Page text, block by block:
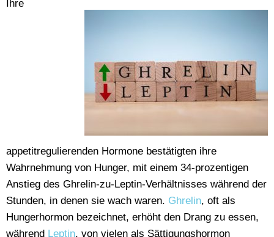
Ihre
appetitregulierenden Hormone bestätigten ihre
Wahrnehmung von Hunger, mit einem 34-prozentigen
Anstieg des Ghrelin-zu-Leptin-Verhältnisses während der
Stunden, in denen sie wach waren. Ghrelin, oft als
Hungerhormon bezeichnet, erhöht den Drang zu essen,
während Leptin, von vielen als Sättigungshormon